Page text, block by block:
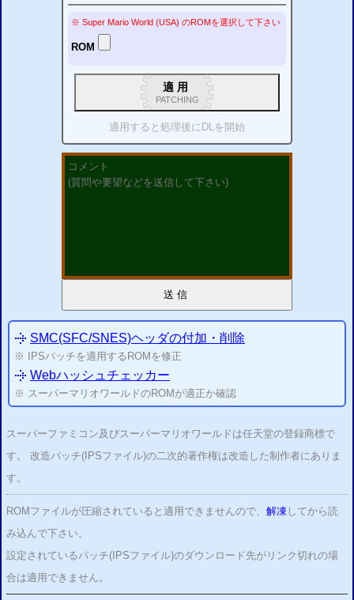
※ Super Mario World (USA) のROMを選択して下さい
ROM
適用
PATCHING
適用すると処理後に DLを開始
送信
SMC(SFC/SNES)ヘッダの付加・ 削除
※ IPSパッチを適用するROMを修正
Webハッシュチェッカー
※ スーパーマリオワールドのROMが適正か確認
スーパーファミコン及びスーパーマリオワールドは任天堂の登録商標で
す。 改造パッチ(IPSファイル)の二次的著作権は改造した制作者にありま
す。
ROMファイルが圧縮されていると適用できませんので、 解凍 してから読
み込んで下さい。
設定されているパッチ(IPSファイル)のダウンロード先がリンク切れの場
合は適用できません。